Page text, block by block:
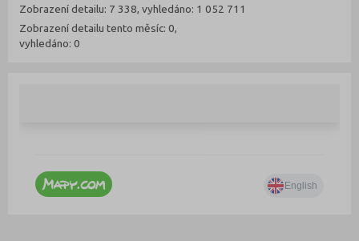
Zobrazení detailu: 7 338, vyhledáno: 1 052 711
Zobrazení detailu tento měsíc: 0,
vyhledáno: 0